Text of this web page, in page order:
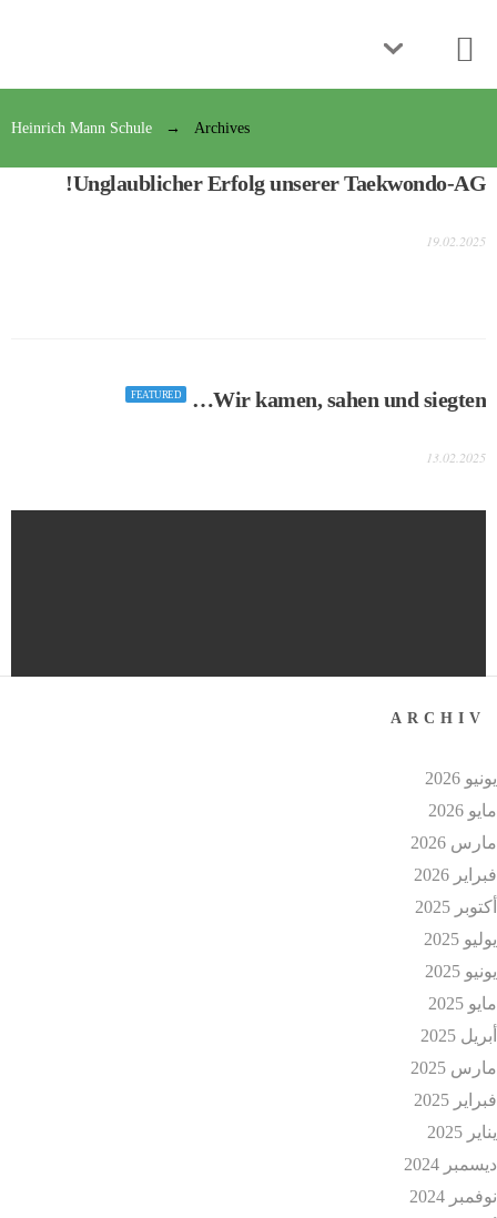
Heinrich Mann Schule Archives
Unglaublicher Erfolg unserer Taekwondo-AG!
19.02.2025
Wir kamen, sahen und siegten…
FEATURED
13.02.2025
ARCHIV
يونيو 2026
مايو 2026
مارس 2026
فبراير 2026
أكتوبر 2025
يوليو 2025
يونيو 2025
مايو 2025
أبريل 2025
مارس 2025
فبراير 2025
يناير 2025
ديسمبر 2024
نوفمبر 2024